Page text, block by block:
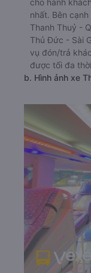
nhất. Bên
Thanh Thuỷ -
Thủ Đức - Sài
vụ đón/trả
được tối đa
b. Hình ảnh xe